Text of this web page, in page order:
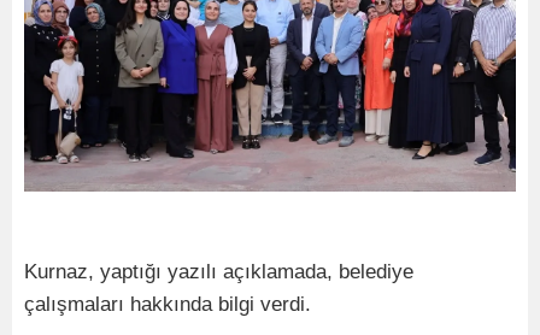
Kurnaz, yaptığı yazılı açıklamada, belediye
çalışmaları hakkında bilgi verdi.